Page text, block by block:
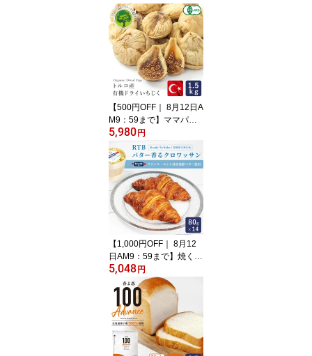
【500円OFF｜ 8月12日A
M9：59まで】ママパン
有機ドライいちじく(白フ
ィグ) 1.5kg 有機JAS ト
ルコ産 有機いちじく オ
ーガニック 全粒検査済
高地栽培品 砂糖不使用
無漂白_
5,980 円
【1,000円OFF｜ 8月12
日AM9：59まで】焼くだ
けでプロ仕様 冷凍クロワ
ッサン 80g×14 発酵不要
フランス・エシレ村産発
酵バター使用 冷凍パン生
地 発酵後冷凍生地 RTB_
5,048 円